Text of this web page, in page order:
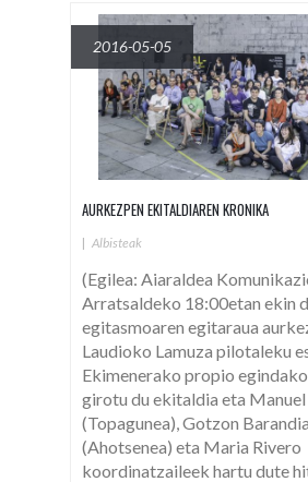
2016-05-05
AURKEZPEN EKITALDIAREN KRONIKA
| Albisteak
(Egilea: Aiaraldea
Arratsaldeko 18:00etan ekin
egitasmoaren egitaraua
Laudioko Lamuza pilotaleku
Ekimenerako propio
girotu du ekitaldia eta
(Topagunea), Gotzon
(Ahotsenea) eta Maria Rivero
koordinatzaileek hartu dute